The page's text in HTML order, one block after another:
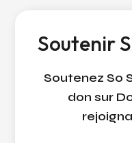
Soutenir
Soutenez So
don sur